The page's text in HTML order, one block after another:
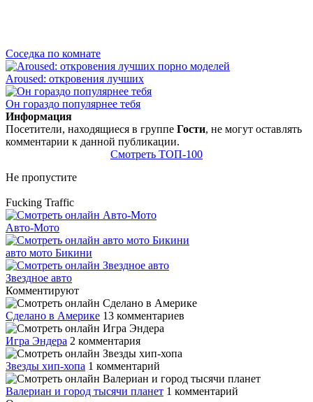
Соседка по комнате
Aroused: откровения лучших
Он гораздо популярнее тебя
Информация
Посетители, находящиеся в группе Гости, не могут оставлять
комментарии к данной публикации.
Смотреть ТОП-100
Не пропустите
Fucking Traffic
Авто-Мото
авто мото Бикини
Звездное авто
Комментируют
Сделано в Америке 13 комментариев
Игра Эндера 2 комментария
Звезды хип-хопа 1 комментарий
Валериан и город тысячи планет 1 комментарий